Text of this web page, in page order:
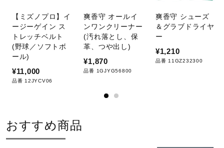
【ミズノプロ】イ
ージーゲイン ス
トレッチベルト
(野球／ソフトボ
ール)
¥11,000
品番 12JYCV06
爽香守 オールイ
ンワンクリーナー
(汚れ落とし、保
革、つや出し)
¥1,870
品番 1GJYG56800
爽香守 シューズ
＆グラブドライヤ
ー
¥1,210
品番 11GZ232300
おすすめ商品